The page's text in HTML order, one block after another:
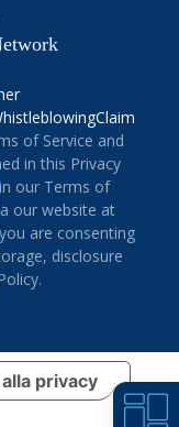
Claim
of Service and
in this Privacy
our Terms of
our website at
are consenting
disclosure
privacy